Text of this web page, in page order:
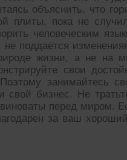
объяснить, что
плиты, пока не
человеческим
поддаётся
жизни, а не на
свои
занимайтесь
свой бизнес. Не
перед миром.
за ваш